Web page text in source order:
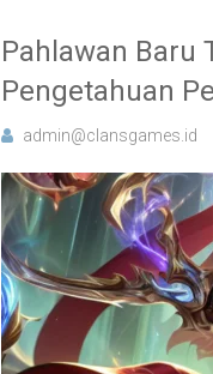
Pahlawan Baru
Pengetahuan
admin@clansgames.id